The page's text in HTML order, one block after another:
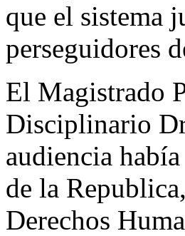
que el sistema
perseguidores
El Magistrado
Disciplinario
audiencia
de la
Derechos